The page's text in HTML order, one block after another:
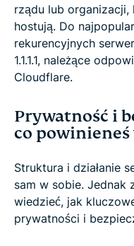
rządu lub
hostują. Do
rekurencyjnych
1.1.1.1, należące
Cloudflare.
Prywatność i
co powinieneś
Struktura i działanie
sam w sobie. Jednak
wiedzieć, jak
prywatności i